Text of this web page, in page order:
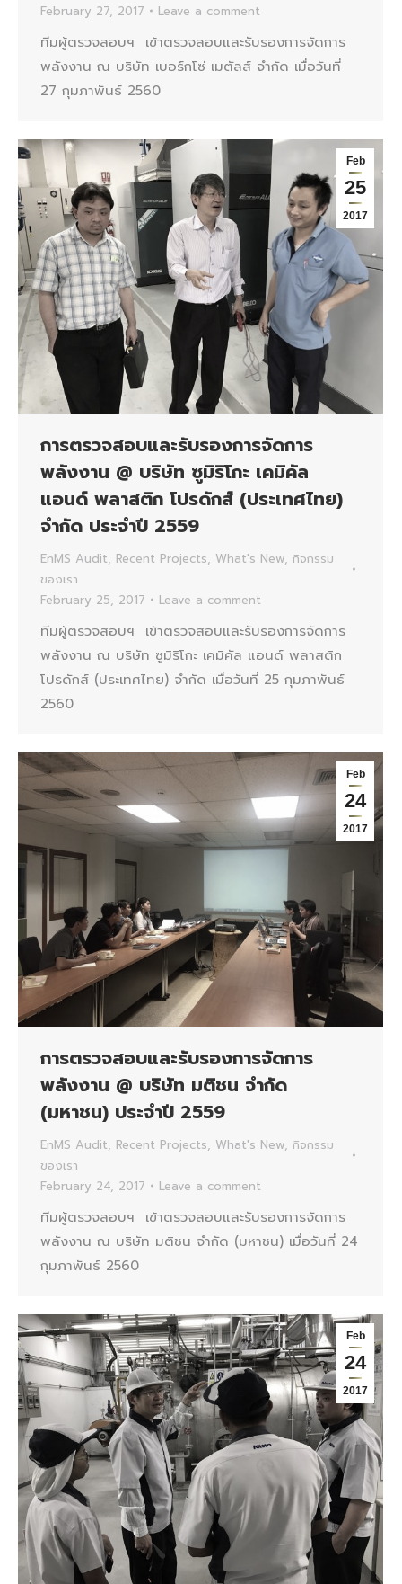
February 27, 2017
Leave a comment
ทีมผู้ตรวจสอบฯ เข้าตรวจสอบและรับรองการจัดการ
พลังงาน ณ บริษัท เบอร์กโซ่ เมตัลส์ จำกัด เมื่อวันที่
27 กุมภาพันธ์ 2560
Feb
25
2017
การตรวจสอบและรับรองการจัดการ
พลังงาน @ บริษัท ซูมิริโกะ เคมิคัล
แอนด์ พลาสติก โปรดักส์ (ประเทศไทย)
จำกัด ประจำปี 2559
EnMS Audit, Recent Projects, What's New, กิจกรรม
ของเรา
February 25, 2017
Leave a comment
ทีมผู้ตรวจสอบฯ เข้าตรวจสอบและรับรองการจัดการ
พลังงาน ณ บริษัท ซูมิริโกะ เคมิคัล แอนด์ พลาสติก
โปรดักส์ (ประเทศไทย) จำกัด เมื่อวันที่ 25 กุมภาพันธ์
2560
Feb
24
2017
การตรวจสอบและรับรองการจัดการ
พลังงาน @ บริษัท มติชน จำกัด
(มหาชน) ประจำปี 2559
EnMS Audit, Recent Projects, What's New, กิจกรรม
ของเรา
February 24, 2017
Leave a comment
ทีมผู้ตรวจสอบฯ เข้าตรวจสอบและรับรองการจัดการ
พลังงาน ณ บริษัท มติชน จำกัด (มหาชน) เมื่อวันที่ 24
กุมภาพันธ์ 2560
Feb
24
2017